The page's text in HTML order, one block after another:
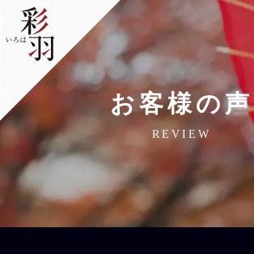
お客様の声
REVIEW